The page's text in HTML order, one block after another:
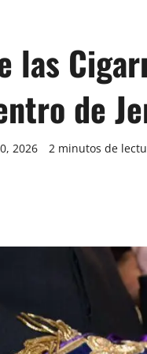
las
de
2026 2 minutos de